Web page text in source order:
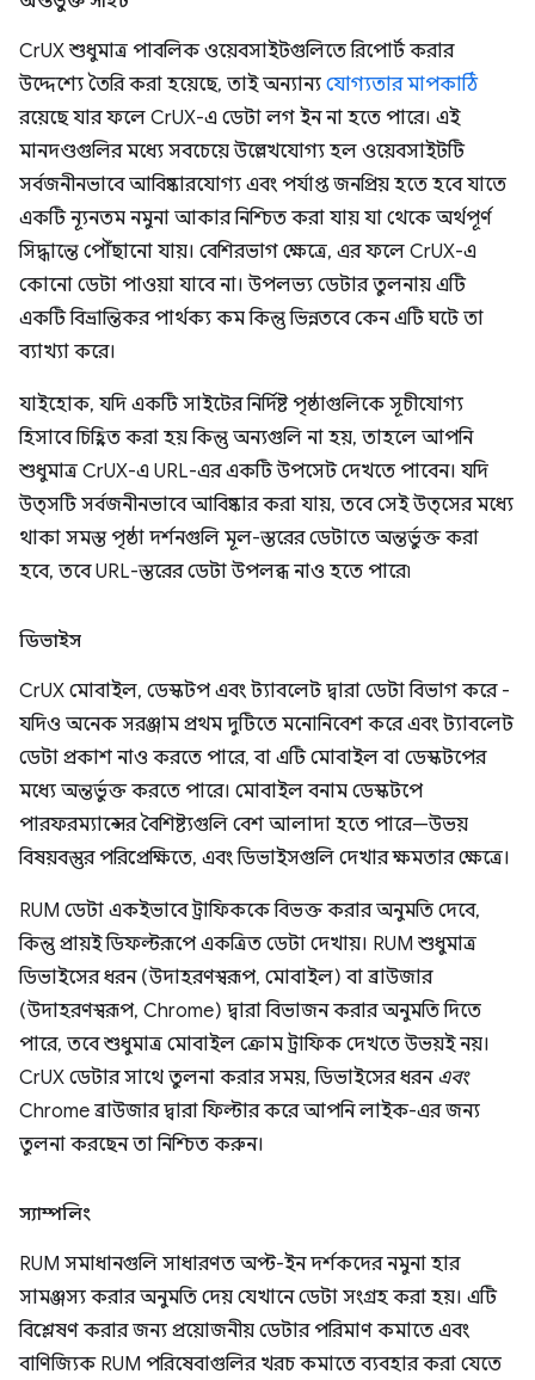
CrUX শুধুমাত্র পাবলিক ওয়েবসাইটগুলিতে রিপোর্ট করার
উদ্দেশ্যে তৈরি করা হয়েছে, তাই অন্যান্য যোগ্যতার মাপকাঠি
রয়েছে যার ফলে CrUX-এ ডেটা লগ ইন না হতে পারে। এই
মানদণ্ডগুলির মধ্যে সবচেয়ে উল্লেখযোগ্য হল ওয়েবসাইটটি
সর্বজনীনভাবে আবিষ্কারযোগ্য এবং পর্যাপ্ত জনপ্রিয় হতে হবে যাতে
একটি ন্যূনতম নমুনা আকার নিশ্চিত করা যায় যা থেকে অর্থপূর্ণ
সিদ্ধান্তে পৌঁছানো যায়। বেশিরভাগ ক্ষেত্রে, এর ফলে CrUX-এ
কোনো ডেটা পাওয়া যাবে না। উপলভ্য ডেটার তুলনায় এটি
একটি বিভ্রান্তিকর পার্থক্য কম কিন্তু ভিন্ন, তবে কেন এটি ঘটে তা
ব্যাখ্যা করে।
যাইহোক, যদি একটি সাইটের নির্দিষ্ট পৃষ্ঠাগুলিকে সূচীযোগ্য
হিসাবে চিহ্নিত করা হয় কিন্তু অন্যগুলি না হয়, তাহলে আপনি
শুধুমাত্র CrUX-এ URL-এর একটি উপসেট দেখতে পাবেন। যদি
উত্সটি সর্বজনীনভাবে আবিষ্কার করা যায়, তবে সেই উত্সের মধ্যে
থাকা সমস্ত পৃষ্ঠা দর্শনগুলি মূল-স্তরের ডেটাতে অন্তর্ভুক্ত করা
হবে, তবে URL-স্তরের ডেটা উপলব্ধ নাও হতে পারে৷
ডিভাইস
CrUX মোবাইল, ডেস্কটপ এবং ট্যাবলেট দ্বারা ডেটা বিভাগ করে -
যদিও অনেক সরঞ্জাম প্রথম দুটিতে মনোনিবেশ করে এবং ট্যাবলেট
ডেটা প্রকাশ নাও করতে পারে, বা এটি মোবাইল বা ডেস্কটপের
মধ্যে অন্তর্ভুক্ত করতে পারে। মোবাইল বনাম ডেস্কটপে
পারফরম্যান্সের বৈশিষ্ট্যগুলি বেশ আলাদা হতে পারে—উভয়
বিষয়বস্তুর পরিপ্রেক্ষিতে, এবং ডিভাইসগুলি দেখার ক্ষমতার ক্ষেত্রে।
RUM ডেটা একইভাবে ট্রাফিককে বিভক্ত করার অনুমতি দেবে,
কিন্তু প্রায়ই ডিফল্টরূপে একত্রিত ডেটা দেখায়। RUM শুধুমাত্র
ডিভাইসের ধরন (উদাহরণস্বরূপ, মোবাইল) বা ব্রাউজার
(উদাহরণস্বরূপ, Chrome) দ্বারা বিভাজন করার অনুমতি দিতে
পারে, তবে শুধুমাত্র মোবাইল ক্রোম ট্রাফিক দেখতে উভয়ই নয়।
CrUX ডেটার সাথে তুলনা করার সময়, ডিভাইসের ধরন এবং
Chrome ব্রাউজার দ্বারা ফিল্টার করে আপনি লাইক-এর জন্য
তুলনা করছেন তা নিশ্চিত করুন।
স্যাম্পলিং
RUM সমাধানগুলি সাধারণত অপ্ট-ইন দর্শকদের নমুনা হার
সামঞ্জস্য করার অনুমতি দেয় যেখানে ডেটা সংগ্রহ করা হয়। এটি
বিশ্লেষণ করার জন্য প্রয়োজনীয় ডেটার পরিমাণ কমাতে এবং
বাণিজ্যিক RUM পরিষেবাগুলির খরচ কমাতে ব্যবহার করা যেতে